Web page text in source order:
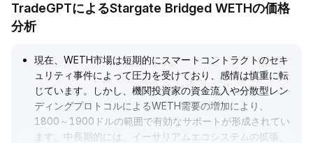
TradeGPTによるStargate Bridged WETHの価格
分析
現在、WETH市場は短期的にスマートコントラクトのセキ
ュリティ事件によって圧力を受けており、感情は慎重に転
じています。しかし、機関投資家の資金流入や分散型レン
ディングプロトコルによるWETH需要の増加により、
1800～1900ドルの範囲で有効なサポートが形成されてい
ます。中長期的には、イーサリアムエコシステムの拡張、